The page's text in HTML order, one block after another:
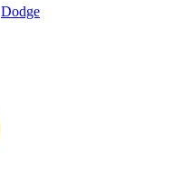
Dodge